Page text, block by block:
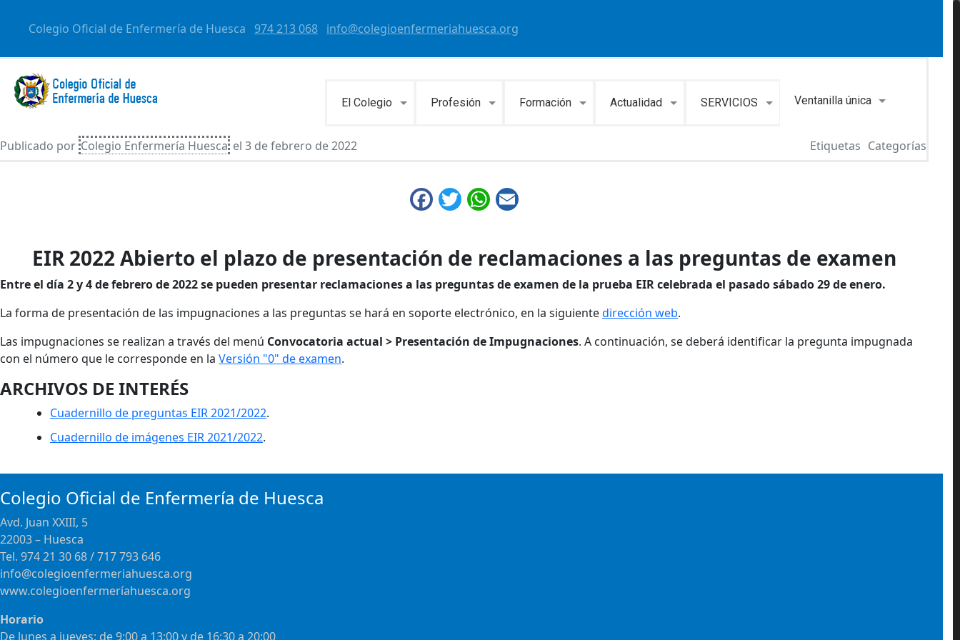
Colegio Oficial de Enfermería de Huesca 974 213 068 info@colegioenfermeriahuesca.org
El Colegio Profesión Formación Actualidad SERVICIOS Ventanilla única
Publicado por Colegio Enfermería Huesca el 3 de febrero de 2022 Categorías
Etiquetas
Facebook
TwitterWhatsApp
EIR 2022 Abierto el plazo de presentación de reclamaciones a las preguntas de examen
Entre el día 2 y 4 de febrero de 2022 se pueden presentar reclamaciones a las preguntas de examen de la prueba EIR celebrada el pasado sábado 29 de enero.
La forma de presentación de las impugnaciones a las preguntas se hará en soporte electrónico, en la siguientedirección web.
Las impugnaciones se realizan a través del menú Convocatoria actual > Presentación de Impugnaciones. A continuación, se deberá identificar la pregunta impugnada
con el número que le corresponde en la Versión "0" de examen.
ARCHIVOS DE INTERÉS
Cuadernillo de preguntas EIR 2021/2022.
Cuadernillo de imágenes EIR 2021/2022.
Colegio Oficial de Enfermería de Huesca
Avd. Juan XXIII, 5
22003 – Huesca
Tel. 974 21 30 68 / 717 793 646
info@colegioenfermeriahuesca.org
www.colegioenfermeríahuesca.org
Horario
De lunes a jueves: de 9:00 a 13:00 y de 16:30 a 20:00